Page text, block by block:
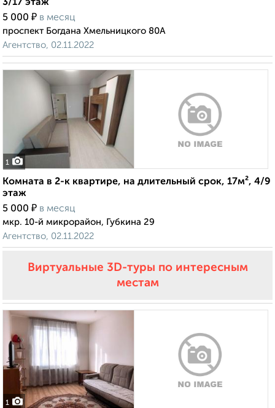
3/17 этаж
5 000 ₽ в месяц
проспект Богдана Хмельницкого 80А
Агентство, 02.11.2022
1
Комната в 2-к квартире, на длительный срок, 17м², 4/9
этаж
5 000 ₽ в месяц
мкр. 10-й микрорайон, Губкина 29
Агентство, 02.11.2022
Виртуальные 3D-туры по интересным
местам
1